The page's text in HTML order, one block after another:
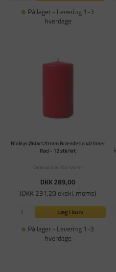
På lager - Levering 1-3
hverdage
Bloklys Ø60x120 mm Brændetid 40 timer
Rød - 12 stk/krt
Varenummer: ML-103747
DKK 289,00
(DKK 231,20 ekskl. moms)
Læg i kurv
På lager - Levering 1-3
hverdage